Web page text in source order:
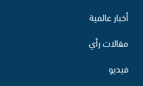
أخبار عالمية
مقالات رأي
فيديو